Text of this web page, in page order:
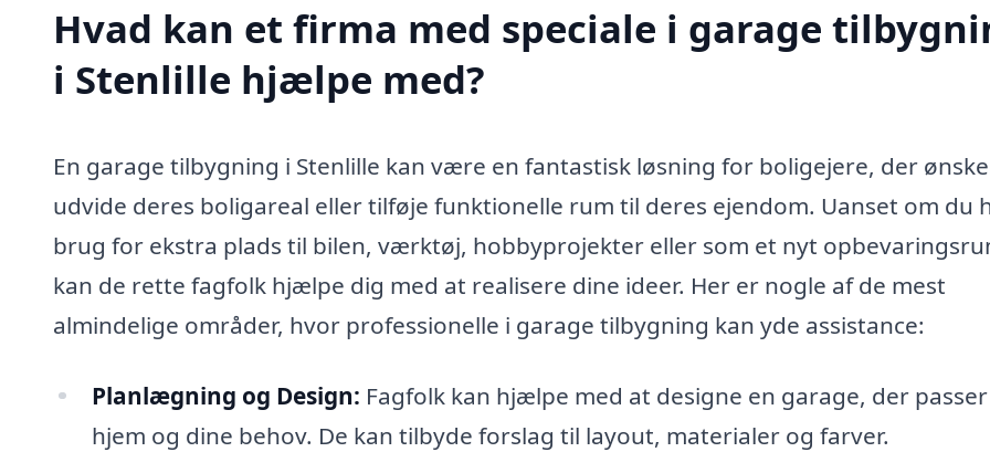
Hvad kan et firma med speciale i garage
i Stenlille hjælpe med?
En garage tilbygning i Stenlille kan være en fantastisk løsning for boligejere, der
udvide deres boligareal eller tilføje funktionelle rum til deres ejendom. Uanset om du
brug for ekstra plads til bilen, værktøj, hobbyprojekter eller som et nyt
kan de rette fagfolk hjælpe dig med at realisere dine ideer. Her er nogle af de mest
almindelige områder, hvor professionelle i garage tilbygning kan yde assistance:
Planlægning og Design: Fagfolk kan hjælpe med at designe en garage, der
hjem og dine behov. De kan tilbyde forslag til layout, materialer og farver.